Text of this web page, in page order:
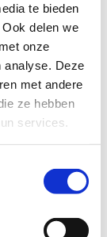
te bieden
delen we
onze
analyse. Deze
met andere
ze hebben
services.
Ben je
er op dit
en ga alles
eetbare